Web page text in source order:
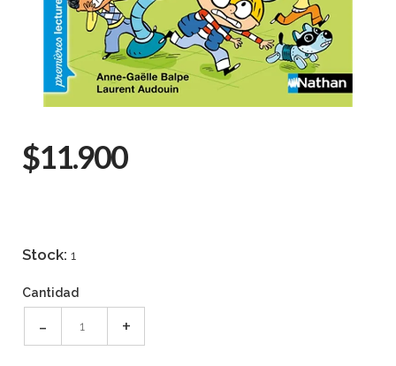
$11.900
Stock: 1
Cantidad
- +